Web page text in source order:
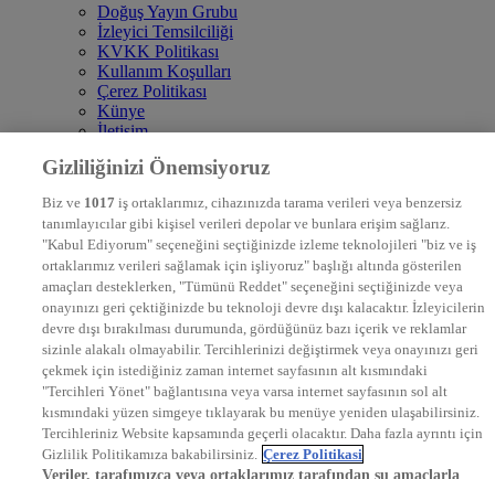
Doğuş Yayın Grubu
İzleyici Temsilciliği
KVKK Politikası
Kullanım Koşulları
Çerez Politikası
Künye
İletişim
DYG Televizyonlar
STAR
EURO STAR
KRAL POP TV
DYG Radyolar
NTV RADYO
KRAL FM
KRAL POP
EKSEN
VOYAGE
DYG Dijital
ntv.com.tr
ntvspor.net
secim.ntv.com.tr
startv.com.tr
Gizliliğinizi Önemsiyoruz
Biz ve 1017 iş ortaklarımız, cihazınızda tarama verileri veya benzersiz
tanımlayıcılar gibi kişisel verileri depolar ve bunlara erişim sağlarız.
"Kabul Ediyorum" seçeneğini seçtiğinizde izleme teknolojileri "biz ve iş
ortaklarımız verileri sağlamak için işliyoruz" başlığı altında gösterilen
amaçları desteklerken, "Tümünü Reddet" seçeneğini seçtiğinizde veya
onayınızı geri çektiğinizde bu teknoloji devre dışı kalacaktır. İzleyicilerin
devre dışı bırakılması durumunda, gördüğünüz bazı içerik ve reklamlar
sizinle alakalı olmayabilir. Tercihlerinizi değiştirmek veya onayınızı geri
çekmek için istediğiniz zaman internet sayfasının alt kısmındaki
"Tercihleri Yönet" bağlantısına veya varsa internet sayfasının sol alt
kısmındaki yüzen simgeye tıklayarak bu menüye yeniden ulaşabilirsiniz.
Tercihleriniz Website kapsamında geçerli olacaktır. Daha fazla ayrıntı için
Gizlilik Politikamıza bakabilirsiniz. Çerez Politikasi
Veriler, tarafımızca veya ortaklarımız tarafından şu amaçlarla